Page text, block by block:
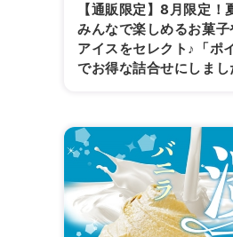
【通販限定】8月限定
みんなで楽しめるお菓
アイスをセレクト♪「ポ
でお得な詰合せにしまし